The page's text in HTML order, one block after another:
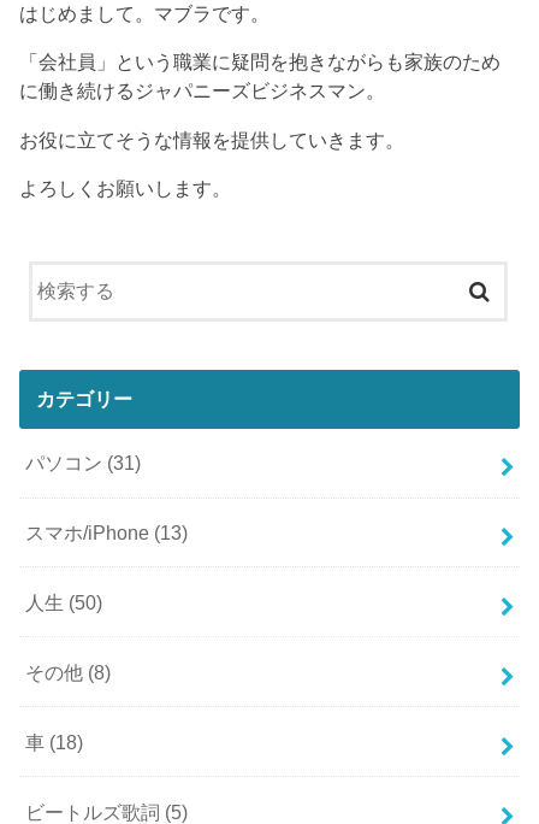
はじめまして。マブラです。
「会社員」という職業に疑問を抱きながらも家族のため
に働き続けるジャパニーズビジネスマン。
お役に立てそうな情報を提供していきます。
よろしくお願いします。
カテゴリー
パソコン (31)
スマホ/iPhone (13)
人生 (50)
その他 (8)
車 (18)
ビートルズ歌詞 (5)